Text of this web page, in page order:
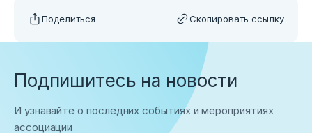
Поделиться Скопировать ссылку
Подпишитесь на новости
И узнавайте о последних событиях и мероприятиях
ассоциации